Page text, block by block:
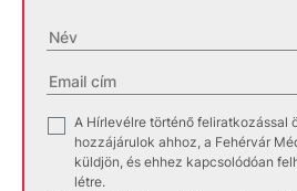
A Hírlevélre történő feliratkozással
hozzájárulok ahhoz, a Fehérvár
küldjön, és ehhez kapcsolódóan
létre.